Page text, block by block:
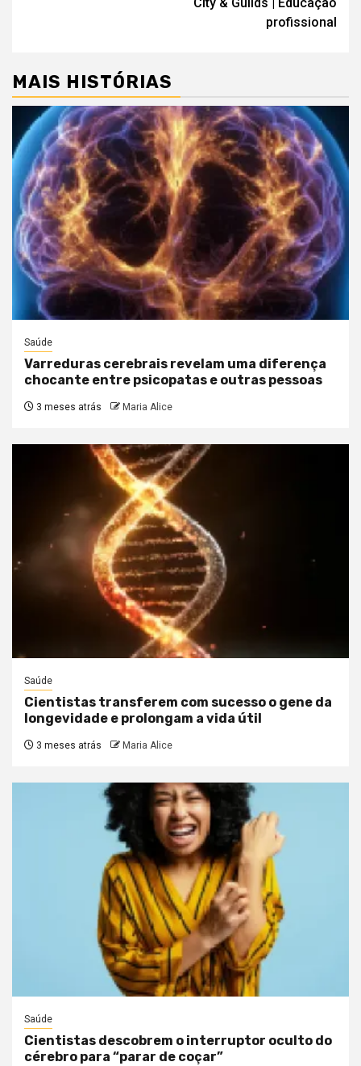
City & Guilds | Educação
profissional
MAIS HISTÓRIAS
Saúde
Varreduras cerebrais revelam uma diferença
chocante entre psicopatas e outras pessoas
3 meses atrás Maria Alice
Saúde
Cientistas transferem com sucesso o gene da
longevidade e prolongam a vida útil
3 meses atrás Maria Alice
Saúde
Cientistas descobrem o interruptor oculto do
cérebro para “parar de coçar”